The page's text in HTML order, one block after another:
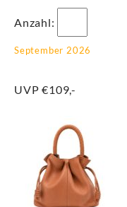
Anzahl:
September 2026
UVP €109,-